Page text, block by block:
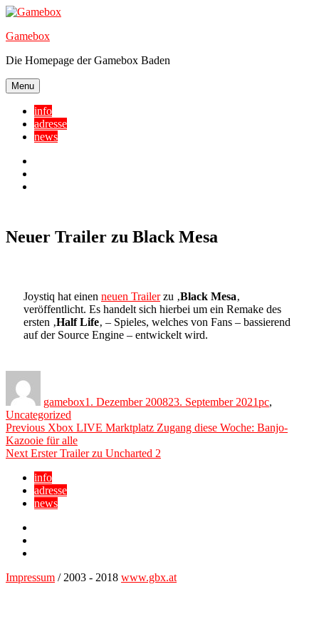
Skip
content
Gamebox
Die Homepage der Gamebox Baden
Menu
info
adresse
news
Neuer Trailer zu Black Mesa
Joystiq hat einen neuen Trailerzu ‚Black Mesa‚
veröffentlicht. Es handelt sich hierbei um ein Remake des
ersten ‚Half Life‚ – Spieles, welches von Fans – bassierend
auf der Source Engine – entwickelt wird.
gamebox1. Dezember 200823. September 2021pc,
Uncategorized
Beitragsnavigation
Previous Previous
post:
Xbox LIVE Marktplatz Zugang diese Woche: Banjo-
Kazooie für alle
Next Next
Erster Trailer zu Uncharted 2
info
adresse
news
Impressum / 2003 - 2018 www.gbx.at